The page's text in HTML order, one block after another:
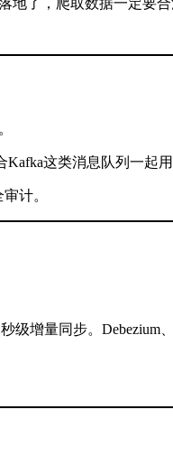
这类消息队列一起
计。
增量同步。Debezium